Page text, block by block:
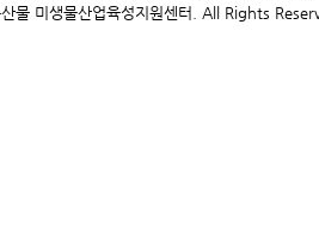
미생물산업육성지원센터. All Rights